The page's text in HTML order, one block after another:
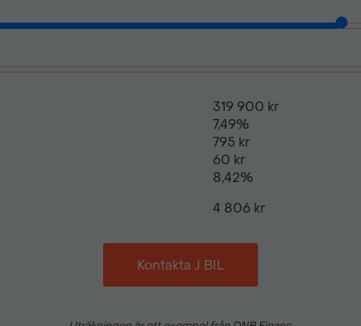
319 900 kr
7,49%
795 kr
60 kr
8,42%
4 806 kr
Kontakta J BIL